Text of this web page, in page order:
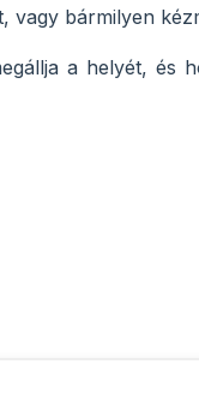
vagy bármilyen
a helyét, és